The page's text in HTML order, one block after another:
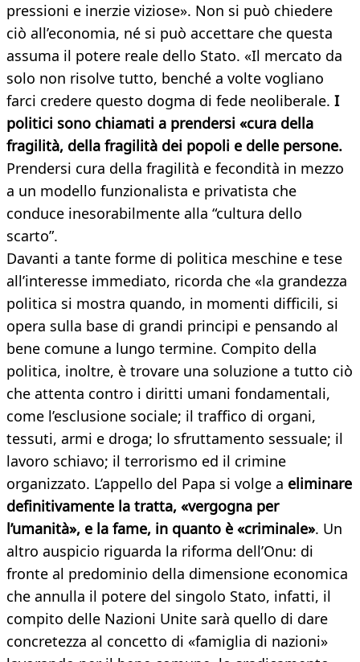
pressioni e inerzie viziose». Non si può chiedere
ciò all’economia, né si può accettare che questa
assuma il potere reale dello Stato. «Il mercato da
solo non risolve tutto, benché a volte vogliano
farci credere questo dogma di fede neoliberale. I
politici sono chiamati a prendersi «cura della
fragilità, della fragilità dei popoli e delle persone.
Prendersi cura della fragilità e fecondità in mezzo
a un modello funzionalista e privatista che
conduce inesorabilmente alla “cultura dello
scarto”.
Davanti a tante forme di politica meschine e tese
all’interesse immediato, ricorda che «la grandezza
politica si mostra quando, in momenti difficili, si
opera sulla base di grandi principi e pensando al
bene comune a lungo termine. Compito della
politica, inoltre, è trovare una soluzione a tutto ciò
che attenta contro i diritti umani fondamentali,
come l’esclusione sociale; il traffico di organi,
tessuti, armi e droga; lo sfruttamento sessuale; il
lavoro schiavo; il terrorismo ed il crimine
organizzato. L’appello del Papa si volge a eliminare
definitivamente la tratta, «vergogna per
l’umanità», e la fame, in quanto è «criminale». Un
altro auspicio riguarda la riforma dell’Onu: di
fronte al predominio della dimensione economica
che annulla il potere del singolo Stato, infatti, il
compito delle Nazioni Unite sarà quello di dare
concretezza al concetto di «famiglia di nazioni»